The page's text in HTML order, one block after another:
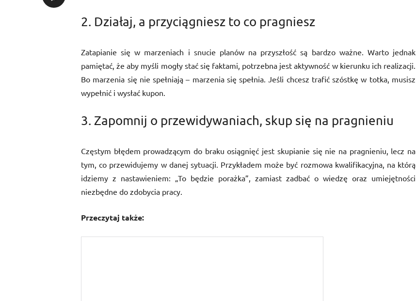
2. Działaj, a przyciągniesz to co pragniesz
Zatapianie się w marzeniach i snucie planów na przyszłość są bardzo ważne. Warto jednak
pamiętać, że aby myśli mogły stać się faktami, potrzebna jest aktywność w kierunku ich realizacji.
Bo marzenia się nie spełniają – marzenia się spełnia. Jeśli chcesz trafić szóstkę w totka, musisz
wypełnić i wysłać kupon.
3. Zapomnij o przewidywaniach, skup się na pragnieniu
Częstym błędem prowadzącym do braku osiągnięć jest skupianie się nie na pragnieniu, lecz na
tym, co przewidujemy w danej sytuacji. Przykładem może być rozmowa kwalifikacyjna, na którą
idziemy z nastawieniem: „To będzie porażka”, zamiast zadbać o wiedzę oraz umiejętności
niezbędne do zdobycia pracy.
Przeczytaj także: